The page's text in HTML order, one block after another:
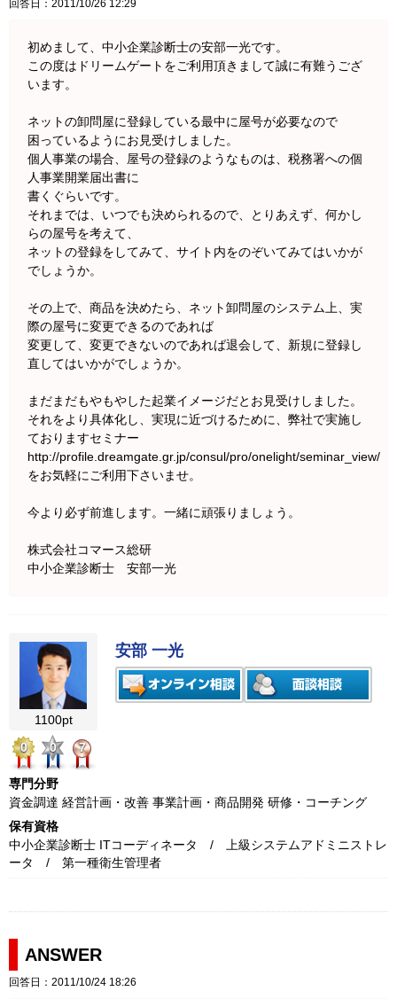
回答日：2011/10/26 12:29
初めまして、中小企業診断士の安部一光です。
この度はドリームゲートをご利用頂きまして誠に有難うござ
います。
ネットの卸問屋に登録している最中に屋号が必要なので
困っているようにお見受けしました。
個人事業の場合、屋号の登録のようなものは、税務署への個
人事業開業届出書に
書くぐらいです。
それまでは、いつでも決められるので、とりあえず、何かし
らの屋号を考えて、
ネットの登録をしてみて、サイト内をのぞいてみてはいかが
でしょうか。
その上で、商品を決めたら、ネット卸問屋のシステム上、実
際の屋号に変更できるのであれば
変更して、変更できないのであれば退会して、新規に登録し
直してはいかがでしょうか。
まだまだもやもやした起業イメージだとお見受けしました。
それをより具体化し、実現に近づけるために、弊社で実施し
ておりますセミナー
http://profile.dreamgate.gr.jp/consul/pro/onelight/seminar_view/
をお気軽にご利用下さいませ。
今より必ず前進します。一緒に頑張りましょう。
株式会社コマース総研
中小企業診断士 安部一光
1100pt
0
0 7
安部 一光
専門分野
資金調達 経営計画・改善 事業計画・商品開発 研修・コーチング
保有資格
中小企業診断士 ITコーディネータ / 上級システムアドミニストレ
ータ / 第一種衛生管理者
ANSWER
回答日：2011/10/24 18:26